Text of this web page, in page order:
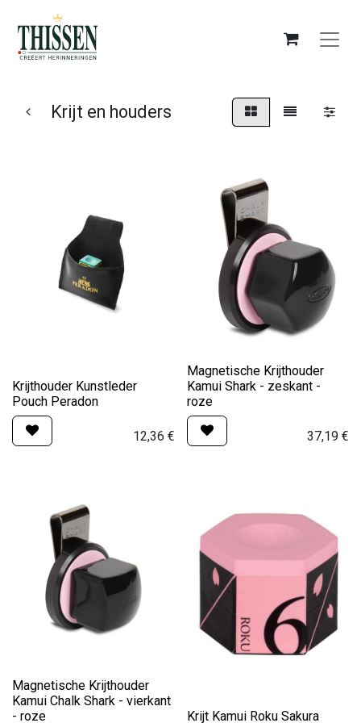
Krijt en houders
Krijthouder Kunstleder
Pouch Peradon
12,36 €
Magnetische Krijthouder
Kamui Shark - zeskant -
roze
37,19 €
Magnetische Krijthouder
Kamui Chalk Shark - vierkant
- roze
Krijt Kamui Roku Sakura